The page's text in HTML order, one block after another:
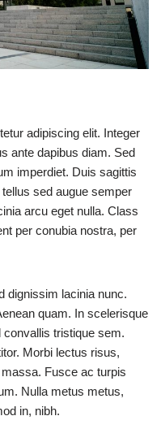
adipiscing elit. Integer
ante dapibus diam. Sed
imperdiet. Duis sagittis
sed augue semper
arcu eget nulla. Class
per conubia nostra, per
dignissim lacinia nunc.
quam. In scelerisque
tristique sem.
Morbi lectus risus,
Fusce ac turpis
Nulla metus metus,
in, nibh.